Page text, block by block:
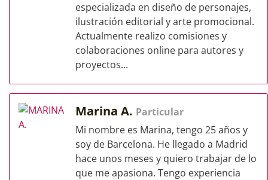
especializada en diseño de personajes,
ilustración editorial y arte promocional.
Actualmente realizo comisiones y
colaboraciones online para autores y
proyectos...
Marina A. Particular
Mi nombre es Marina, tengo 25 años y
soy de Barcelona. He llegado a Madrid
hace unos meses y quiero trabajar de lo
que me apasiona. Tengo experiencia